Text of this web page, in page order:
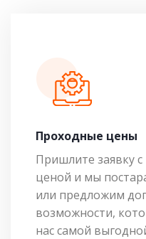
Проходные цены
Пришлите заявку
ценой и мы
или предложим
возможности,
нас самой